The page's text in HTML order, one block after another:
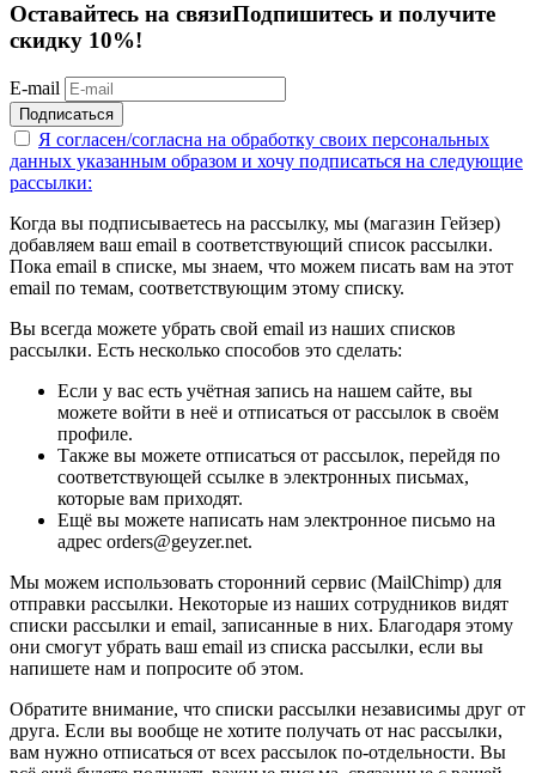
Оставайтесь на связиПодпишитесь и получите
скидку 10%!
E-mail
Подписаться
Я согласен/согласна на обработку своих персональных
данных указанным образом и хочу подписаться на следующие
рассылки:
Когда вы подписываетесь на рассылку, мы (магазин Гейзер)
добавляем ваш email в соответствующий список рассылки.
Пока email в списке, мы знаем, что можем писать вам на этот
email по темам, соответствующим этому списку.
Вы всегда можете убрать свой email из наших списков
рассылки. Есть несколько способов это сделать:
Если у вас есть учётная запись на нашем сайте, вы
можете войти в неё и отписаться от рассылок в своём
профиле.
Также вы можете отписаться от рассылок, перейдя по
соответствующей ссылке в электронных письмах,
которые вам приходят.
Ещё вы можете написать нам электронное письмо на
адрес orders@geyzer.net.
Мы можем использовать сторонний сервис (MailChimp) для
отправки рассылки. Некоторые из наших сотрудников видят
списки рассылки и email, записанные в них. Благодаря этому
они смогут убрать ваш email из списка рассылки, если вы
напишете нам и попросите об этом.
Обратите внимание, что списки рассылки независимы друг от
друга. Если вы вообще не хотите получать от нас рассылки,
вам нужно отписаться от всех рассылок по-отдельности. Вы